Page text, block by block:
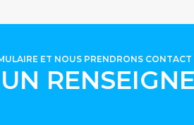
ET NOUS PRENDRONS CONTACT